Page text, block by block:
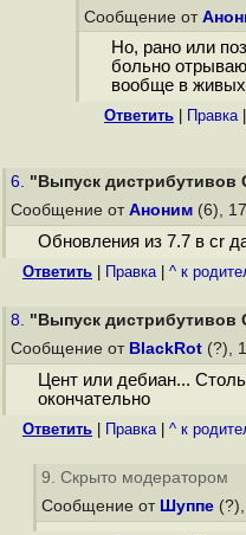
Сообщение от
Но, рано или
больно
вообще в живых
Ответить Правка|
6. "Выпуск дистрибутивов
Сообщение от Аноним (6),
Обновления из 7.7 в cr
Ответить Правка| ^ к
8. "Выпуск дистрибутивов
Сообщение от BlackRot (?),
Цент или дебиан...
окончательно
Ответить Правка| ^ к
9. Скрыто модератором
Сообщение от Шуппе